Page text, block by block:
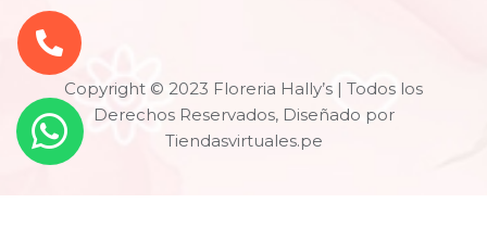
Copyright © 2023 Floreria Hally’s | Todos los
Derechos Reservados, Diseñado por
Tiendasvirtuales.pe